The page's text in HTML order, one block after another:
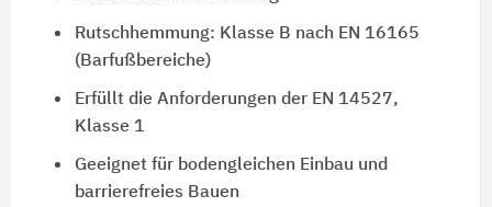
Rutschhemmung: Klasse B nach EN 16165
(Barfußbereiche)
Erfüllt die Anforderungen der EN 14527,
Klasse 1
Geeignet für bodengleichen Einbau und
barrierefreies Bauen